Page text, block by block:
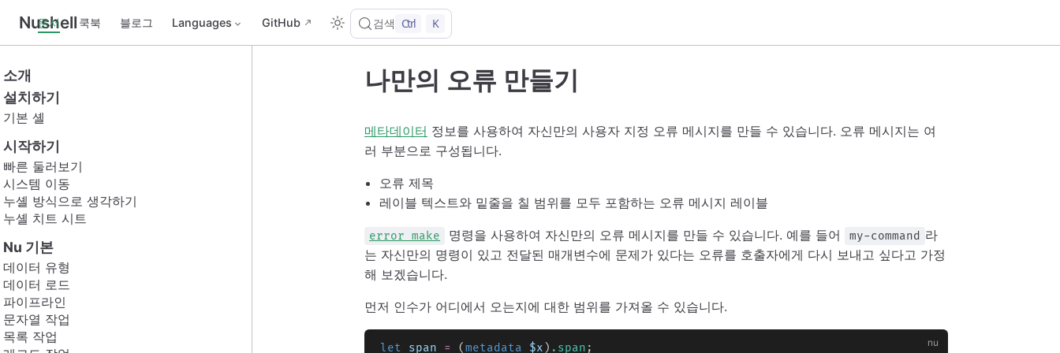
Nushell
문서 쿡북 블로그 Languages GitHub 검색 Ctrl K
소개
설치하기
기본 셸
시작하기
빠른 둘러보기
시스템 이동
누셸 방식으로 생각하기
누셸 치트 시트
Nu 기본
데이터 유형
데이터 로드
파이프라인
문자열 작업
목록 작업
나만의 오류 만들기
메타데이터 정보를 사용하여 자신만의 사용자 지정 오류 메시지를 만들 수 있습니다. 오류 메시지는 여
러 부분으로 구성됩니다.
오류 제목
레이블 텍스트와 밑줄을 칠 범위를 모두 포함하는 오류 메시지 레이블
error make 명령을 사용하여 자신만의 오류 메시지를 만들 수 있습니다. 예를 들어 my-command 라
는 자신만의 명령이 있고 전달된 매개변수에 문제가 있다는 오류를 호출자에게 다시 보내고 싶다고 가정
해 보겠습니다.
먼저 인수가 어디에서 오는지에 대한 범위를 가져올 수 있습니다.
let span = (metadata $x ) .span ;